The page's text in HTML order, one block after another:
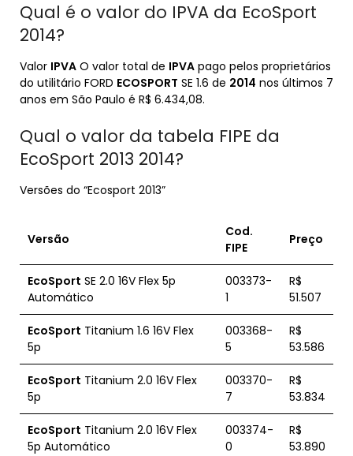
Qual é o valor do IPVA da EcoSport
2014?
Valor IPVA O valor total de IPVA pago pelos proprietários
do utilitário FORD ECOSPORT SE 1.6 de 2014 nos últimos 7
anos em São Paulo é R$ 6.434,08.
Qual o valor da tabela FIPE da
EcoSport 2013 2014?
Versões do “Ecosport 2013”
Versão
Cod.
FIPE
Preço
EcoSport SE 2.0 16V Flex 5p
Automático
003373-
1
R$
51.507
EcoSport Titanium 1.6 16V Flex
5p
003368-
5
R$
53.586
EcoSport Titanium 2.0 16V Flex
5p
003370-
7
R$
53.834
EcoSport Titanium 2.0 16V Flex
5p Automático
003374-
0
R$
53.890